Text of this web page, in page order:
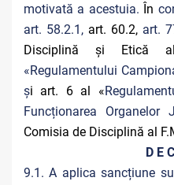
motivată a acestuia. În
art. 58.2.1, art. 60.2, art.
Disciplină și Etică
«Regulamentului
și art. 6 al «
Funcționarea Organelor
Comisia de Disciplină al
D E
9.1. A aplica sancțiune